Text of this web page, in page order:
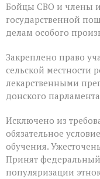
Бойцы СВО и члены
государственной
делам особого
Закреплено право
сельской местности
лекарственными
донского
Исключено из
обязательное
обучения.
Принят
популяризации